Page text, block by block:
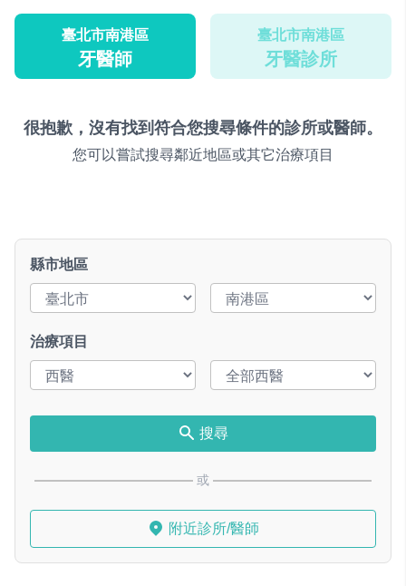
臺北市南港區
牙醫師
臺北市南港區
牙醫診所
很抱歉，沒有找到符合您搜尋條件的診所或醫師。
您可以嘗試搜尋鄰近地區或其它治療項目
縣市地區
治療項目
搜尋
或
附近診所/醫師